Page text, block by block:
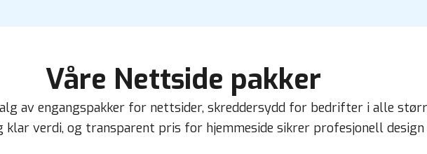
Våre Nettside pakker
av engangspakker for nettsider, skreddersydd for bedrifter i alle
klar verdi, og transparent pris for hjemmeside sikrer profesjonell